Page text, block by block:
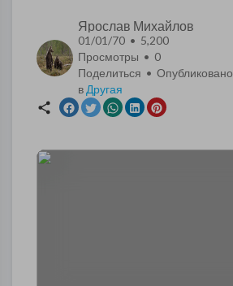
Ярослав Михайлов
01/01/70 • 5,200
Просмотры • 0
Поделиться • Опубликовано
в Другая